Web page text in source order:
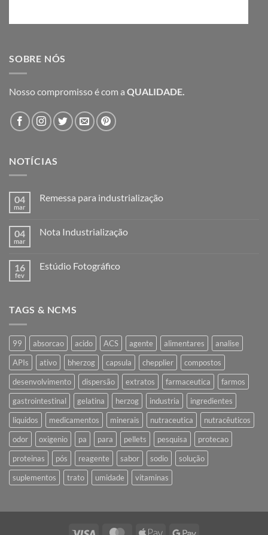
SOBRE NÓS
Nosso compromisso é com a QUALIDADE.
NOTÍCIAS
04
mar
Remessa para industrialização
Remessa
04
mar
Nota Industrialização
Nota
16
fev
Estúdio Fotográfico
Fotográfico
TAGS & NCMS
99 absorcao acido ACS agente alimentares
analise
APIs
ativo bherzog capsula chepplier
compostos
desenvolvimento
dispersão extratos farmaceutica
farmos
gastrointestinal
gelatina herzog industria
ingredientes
liquidos
medicamentos minerais nutraceutica
nutracêuticos
odor
oxigenio pa para pellets pesquisa
protecao
proteinas
pós reagente sabor sodio
solução
suplementos
trato umidade vitaminas
Visa MasterCardApple Google